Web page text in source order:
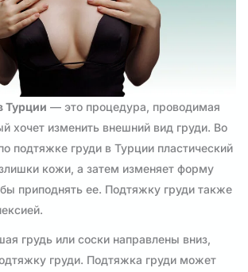
Турции — это процедура, проводимая
хочет изменить внешний вид груди. Во
подтяжке груди в Турции пластический
кожи, а затем изменяет форму
приподнять ее. Подтяжку груди также
грудь или соски направлены вниз,
груди. Подтяжка груди может